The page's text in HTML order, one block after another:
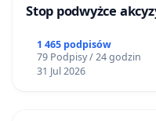
Stop podwyżce
1 465 podpisów
79 Podpisy / 24 godzin
31 Jul 2026